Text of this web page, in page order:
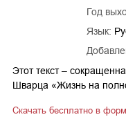
Год
Язык:
Этот текст –
Шварца «Жизнь на
Скачать бесплатно в